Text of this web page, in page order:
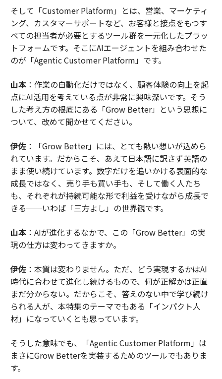
そして「Customer Platform」とは、営業、マーケティ
ング、カスタマーサポートなど、お客様と接点をもつす
べての担当者が必要とするツール群を一元化したプラッ
トフォームです。そこにAIエージェントを組み合わせた
のが「Agentic Customer Platform」です。
山本：作業の自動化だけではなく、顧客体験の向上を起
点にAI活用を考えている点が非常に興味深いです。そう
した考え方の根底にある「Grow Better」という思想に
ついて、改めて聞かせてください。
伊佐：「Grow Better」には、とても熱い想いが込めら
れています。だからこそ、あえて日本語に訳さず英語の
まま使い続けています。数字だけを追いかける表面的な
成長ではなく、売り手も買い手も、そして働く人たち
も、それぞれが持続可能な形で利益を受けながら成長で
きる──いわば「三方よし」の世界観です。
山本：AIが進化するなかで、この「Grow Better」の実
現の仕方は変わってきますか。
伊佐：本質は変わりません。ただ、どう実現するかはAI
時代に合わせて進化し続けるもので、何が正解かは正直
まだ分からない。だからこそ、答えのない中で学び続け
られる人が、本特集のテーマでもある「インパクト人
材」になっていくとも思っています。
そうした意味でも、「Agentic Customer Platform」は
まさにGrow Betterを実装するためのツールでもありま
す。